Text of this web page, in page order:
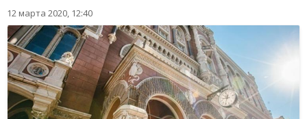
12 марта 2020, 12:40